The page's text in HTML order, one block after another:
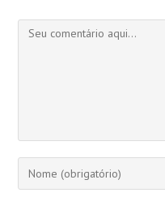
Comentário
Digite
seu